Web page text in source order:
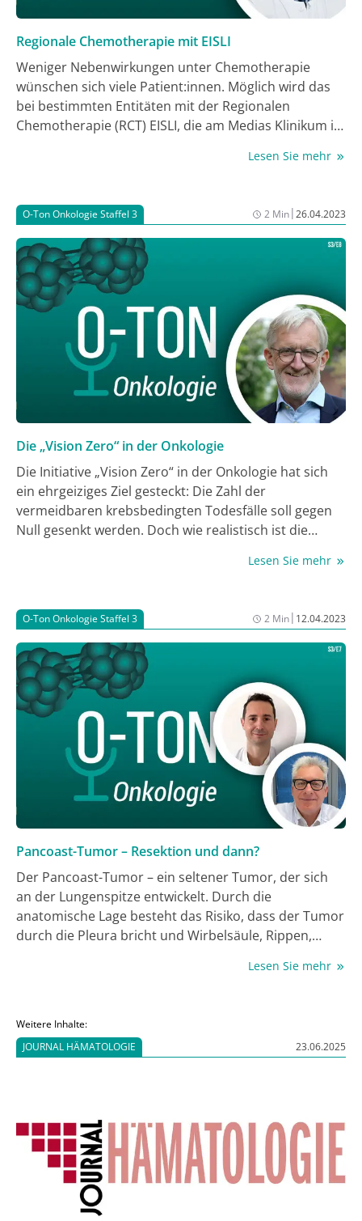
Regionale Chemotherapie mit EISLI
Weniger Nebenwirkungen unter Chemotherapie
wünschen sich viele Patient:innen. Möglich wird das
bei bestimmten Entitäten mit der Regionalen
Chemotherapie (RCT) EISLI, die am Medias Klinikum in
gezielt regional begrenzt verabreicht werden und das
Betroffenen unter deutlich weniger Nebenwirkungen
als mit einer systemischen Chemotherapie. Welche
weiteren Vorteile die RCT mit sich bringt, hören Sie
von Prof. Dr. med. Karl R. Aigner im Gespräch mit Dr.
med. vet. Astrid Heinl und Susanne Morisch in der
neuen Folge O-Ton Onkologie!
Lesen Sie mehr
O-Ton Onkologie Staffel 3 2 Min|26.04.2023
Die „Vision Zero“ in der Onkologie
Die Initiative „Vision Zero“ in der Onkologie hat sich
ein ehrgeiziges Ziel gesteckt: Die Zahl der
vermeidbaren krebsbedingten Todesfälle soll gegen
Null gesenkt werden. Doch wie realistisch ist die
Ärzt:innen, Gesundheitspolitik und Bürger:innen
Antworten auf diese und weitere Fragen liefert Prof.
Dr. Christof von Kalle, Vorsitzender des
Wissenschaftlichen Beirats von Vison Zero, im
Gespräch mit Dr. Judith Besseling, eine der beiden
Chefredakteurinnen der Medical Tribune
Onkologie/Hämatologie, und Jochen Schlabing,
Teamleiter Onkologie/Hämatologie der MedTriX
Lesen Sie mehr
O-Ton Onkologie Staffel 3 2 Min| 12.04.2023
Pancoast-Tumor – Resektion und dann?
Der Pancoast-Tumor – ein seltener Tumor, der sich
an der Lungenspitze entwickelt. Durch die
anatomische Lage besteht das Risiko, dass der Tumor
durch die Pleura bricht und Wirbelsäule, Rippen,
Operation ist daher der wichtigste Baustein bei der
Thoraxchirurgie am AGAPLESION MARKUS
Krankenhaus, Frankfurt, erklären im Gespräch mit
der OP therapeutisch weitergeht.
Lesen Sie mehr
Weitere Inhalte:
JOURNAL HÄMATOLOGIE
23.06.2025